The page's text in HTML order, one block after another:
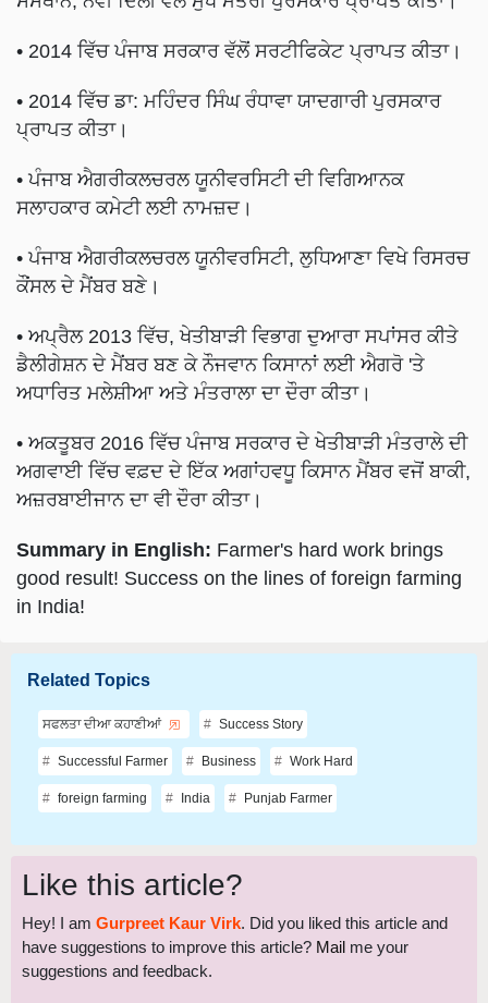
• 2014 ਵਿੱਚ ਪੰਜਾਬ ਸਰਕਾਰ ਵੱਲੋਂ ਸਰਟੀਫਿਕੇਟ ਪ੍ਰਾਪਤ ਕੀਤਾ।
• 2014 ਵਿੱਚ ਡਾ: ਮਹਿੰਦਰ ਸਿੰਘ ਰੰਧਾਵਾ ਯਾਦਗਾਰੀ ਪੁਰਸਕਾਰ
ਪ੍ਰਾਪਤ ਕੀਤਾ।
• ਪੰਜਾਬ ਐਗਰੀਕਲਚਰਲ ਯੂਨੀਵਰਸਿਟੀ ਦੀ ਵਿਗਿਆਨਕ
ਸਲਾਹਕਾਰ ਕਮੇਟੀ ਲਈ ਨਾਮਜ਼ਦ।
• ਪੰਜਾਬ ਐਗਰੀਕਲਚਰਲ ਯੂਨੀਵਰਸਿਟੀ, ਲੁਧਿਆਣਾ ਵਿਖੇ ਰਿਸਰਚ
ਕੌਂਸਲ ਦੇ ਮੈਂਬਰ ਬਣੇ।
• ਅਪ੍ਰੈਲ 2013 ਵਿੱਚ, ਖੇਤੀਬਾੜੀ ਵਿਭਾਗ ਦੁਆਰਾ ਸਪਾਂਸਰ ਕੀਤੇ
ਡੈਲੀਗੇਸ਼ਨ ਦੇ ਮੈਂਬਰ ਬਣ ਕੇ ਨੌਜਵਾਨ ਕਿਸਾਨਾਂ ਲਈ ਐਗਰੋ 'ਤੇ
ਅਧਾਰਿਤ ਮਲੇਸ਼ੀਆ ਅਤੇ ਮੰਤਰਾਲਾ ਦਾ ਦੌਰਾ ਕੀਤਾ।
• ਅਕਤੂਬਰ 2016 ਵਿੱਚ ਪੰਜਾਬ ਸਰਕਾਰ ਦੇ ਖੇਤੀਬਾੜੀ ਮੰਤਰਾਲੇ ਦੀ
ਅਗਵਾਈ ਵਿੱਚ ਵਫ਼ਦ ਦੇ ਇੱਕ ਅਗਾਂਹਵਧੂ ਕਿਸਾਨ ਮੈਂਬਰ ਵਜੋਂ ਬਾਕੀ,
ਅਜ਼ਰਬਾਈਜਾਨ ਦਾ ਵੀ ਦੌਰਾ ਕੀਤਾ।
Summary in English: Farmer's hard work brings
good result! Success on the lines of foreign farming
in India!
Related Topics
ਸਫਲਤਾ ਦੀਆ ਕਹਾਣੀਆਂ Success Story
Successful Farmer Business Work Hard
foreign farming India Punjab Farmer
Like this article?
Hey! I am Gurpreet Kaur Virk. Did you liked this article and
have suggestions to improve this article? Mail me your
suggestions and feedback.